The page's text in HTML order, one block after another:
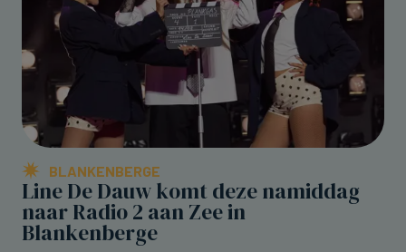
BLANKENBERGE
Line De Dauw komt deze namiddag
naar Radio 2 aan Zee in
Blankenberge